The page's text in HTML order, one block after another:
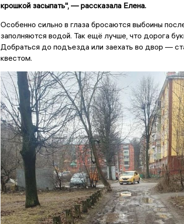
крошкой засыпать", — рассказала Елена.
Особенно сильно в глаза бросаются выбоины
заполняются водой. Так ещё лучше, что дорога
Добраться до подъезда или заехать во двор —
квестом.